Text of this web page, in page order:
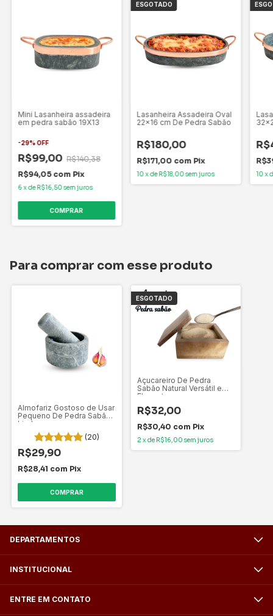
Mini Lasanheira assadeira
em pedra sabão 19X13
-29%OFF
R$99,00 R$140,38
R$94,05 com Pix
6xdeR$16,50sem juros
ESGOTADO
Lasanheira Assadeira Oval
22x16 cm De Pedra Sabão
R$180,00
R$171,00 com Pix
10xdeR$18,00sem juros 10x
Para comprar com esse produto
Almofariz Gostoso de Usar
Pequeno De Pedra Sabão
Lindo
(20)
R$29,90
R$28,41 com Pix
ESGOTADO
Açucareiro De Pedra
Sabão Natural Versátil e
Elegante
R$32,00
R$30,40 com Pix
2 xde R$16,00 sem juros
DEPARTAMENTOS
INSTITUCIONAL
ENTRE EM CONTATO